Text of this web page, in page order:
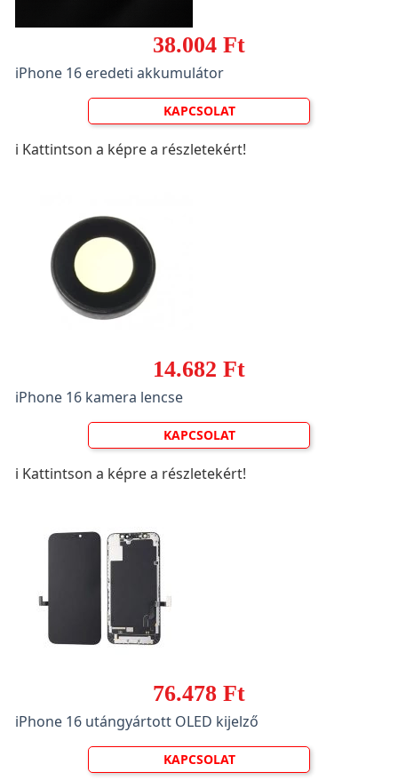
38.004 Ft
iPhone 16 eredeti akkumulátor
KAPCSOLAT
ℹ️ Kattintson a képre a részletekért!
14.682 Ft
iPhone 16 kamera lencse
KAPCSOLAT
ℹ️ Kattintson a képre a részletekért!
76.478 Ft
iPhone 16 utángyártott OLED kijelző
KAPCSOLAT